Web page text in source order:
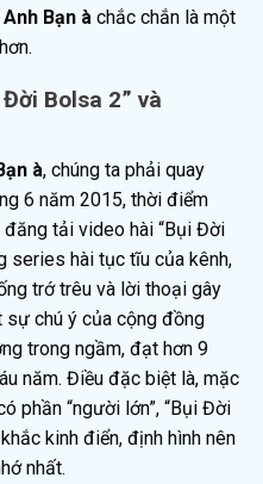
Bạn à chắc chắn là một
Bolsa 2” và
à, chúng ta phải quay
6 năm 2015, thời điểm
tải video hài “Bụi Đời
series hài tục tĩu của kênh,
trớ trêu và lời thoại gây
sự chú ý của cộng đồng
trong ngầm, đạt hơn 9
năm. Điều đặc biệt là, mặc
phần “người lớn”, “Bụi Đời
kinh điển, định hình nên
nhất.